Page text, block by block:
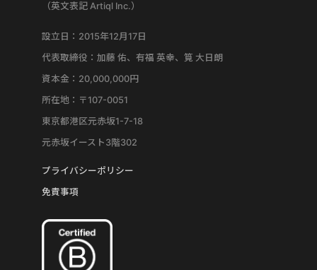
（英文表記 Artiql Inc.）
設立日：2015年12月17日
代表取締役：加藤 佑、有福 英幸、筧 大日朗
資本金：20,000,000円
所在地：〒107-0051
東京都港区元赤坂1-7-18
元赤坂イースト3階302
プライバシーポリシー
免責事項